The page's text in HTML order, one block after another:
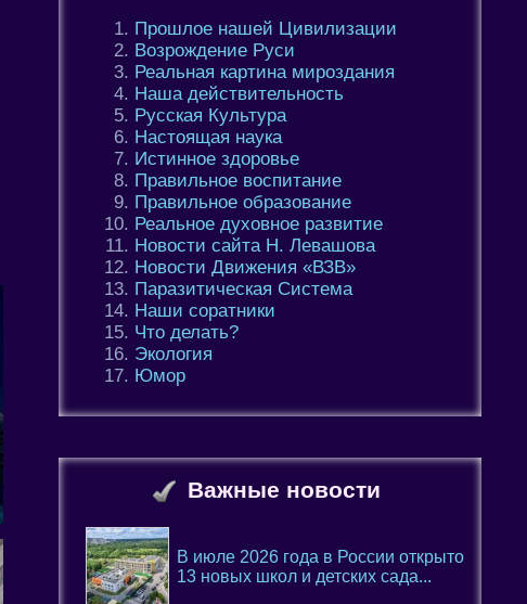
Прошлое нашей Цивилизации
Возрождение Руси
Реальная картина мироздания
Наша действительность
Русская Культура
Настоящая наука
Истинное здоровье
Правильное воспитание
Правильное образование
Реальное духовное развитие
Новости сайта Н. Левашова
Новости Движения «ВЗВ»
Паразитическая Система
Наши соратники
Что делать?
Экология
Юмор
Важные новости
В июле 2026 года в России открыто
13 новых школ и детских сада...